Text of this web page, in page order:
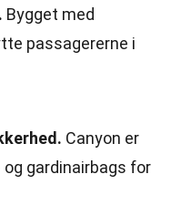
Bygget med
passagererne i
Canyon er
gardinairbags for